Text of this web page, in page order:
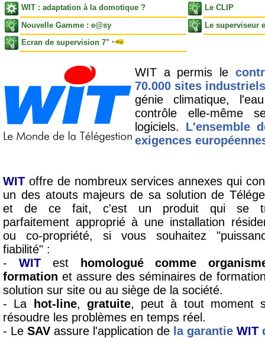
WIT : adaptation à la domotique ?
Le CLIP
Nouvelle Gamme : e@sy
Le superviseur
Ecran de supervision 7"
WIT a permis le
70.000 sites
génie climatique,
contrôle elle-même
logiciels. L'ensemble
exigences
WIT offre de nombreux services annexes qui
un des atouts majeurs de sa solution de
et de ce fait, c'est un produit qui se
parfaitement approprié à une installation
ou co-propriété, si vous souhaitez
fiabilité" :
- WITest
homologué comme
formation et assure des séminaires de
solution sur site ou au siège de la société.
- La
hot-line, gratuite, peut à tout moment
résoudre les problèmes en temps réel.
- Le SAV assure l'application de la garantie WIT